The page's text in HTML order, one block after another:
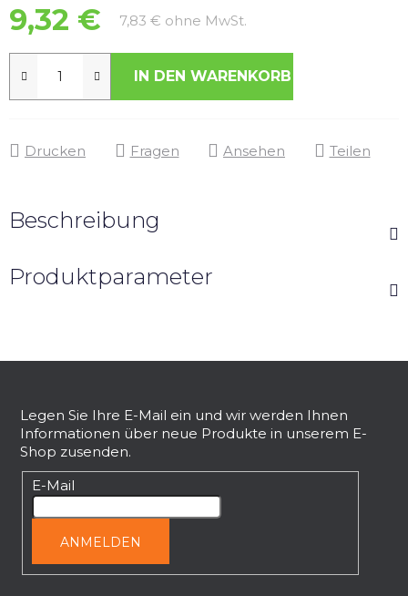
9,32 € 7,83 € ohne MwSt.
IN DEN WARENKORB
Drucken Fragen Ansehen Teilen
Beschreibung
Produktparameter
Legen Sie Ihre E-Mail ein und wir werden Ihnen
Informationen über neue Produkte in unserem E-
Shop zusenden.
E-Mail
ANMELDEN